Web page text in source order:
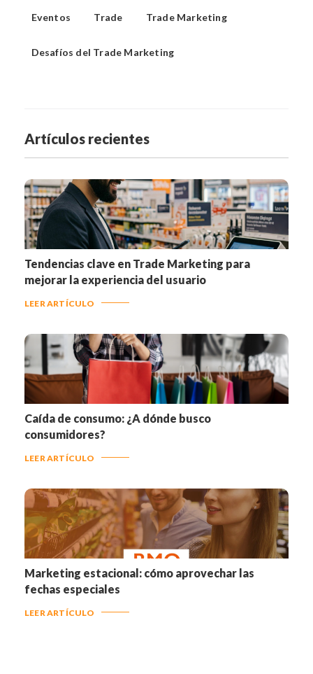
Eventos Trade Trade Marketing
Desafíos del Trade Marketing
Artículos recientes
Tendencias clave en Trade Marketing para
mejorar la experiencia del usuario
LEER ARTÍCULO
Caída de consumo: ¿A dónde busco
consumidores?
LEER ARTÍCULO
Marketing estacional: cómo aprovechar las
fechas especiales
LEER ARTÍCULO